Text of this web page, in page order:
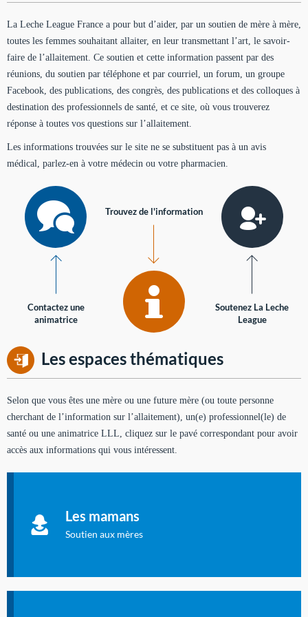
La Leche League France a pour but d’aider, par un soutien de mère à mère,
toutes les femmes souhaitant allaiter, en leur transmettant l’art, le savoir-
faire de l’allaitement. Ce soutien et cette information passent par des
réunions, du soutien par téléphone et par courriel, un forum, un groupe
Facebook, des publications, des congrès, des publications et des colloques à
destination des professionnels de santé, et ce site, où vous trouverez
réponse à toutes vos questions sur l’allaitement.
Les informations trouvées sur le site ne se substituent pas à un avis
médical, parlez-en à votre médecin ou votre pharmacien.
Contactez une
animatrice
Trouvez de l'information
Soutenez La Leche
League
Les espaces thématiques
Selon que vous êtes une mère ou une future mère (ou toute personne
cherchant de l’information sur l’allaitement), un(e) professionnel(le) de
santé ou une animatrice LLL, cliquez sur le pavé correspondant pour avoir
accès aux informations qui vous intéressent.
Les mamans
Soutien aux mères
à allaiter et vous informer : toutes les rubriques qui
concernent l'allaitement.